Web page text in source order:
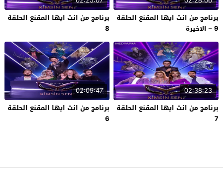
برنامج من انت ايها المقنع الحلقة
9 – الاخيرة
برنامج من انت ايها المقنع الحلقة
8
02:38:23
برنامج من انت ايها المقنع الحلقة
7
02:09:47
برنامج من انت ايها المقنع الحلقة
6